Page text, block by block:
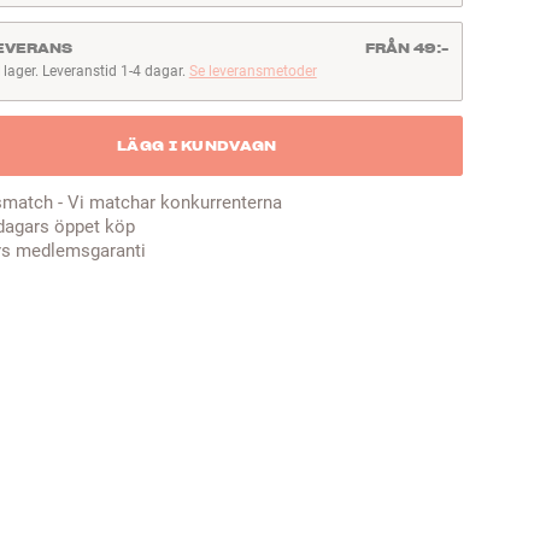
lager. Leveranstid 1-4 dagar
I lager. Leveranstid 1-4 dagar. Se leveransmetoder
FRÅN 49:-
LÄGG I KUNDVAGN
- Vi matchar konkurrenterna
öppet köp
medlemsgaranti